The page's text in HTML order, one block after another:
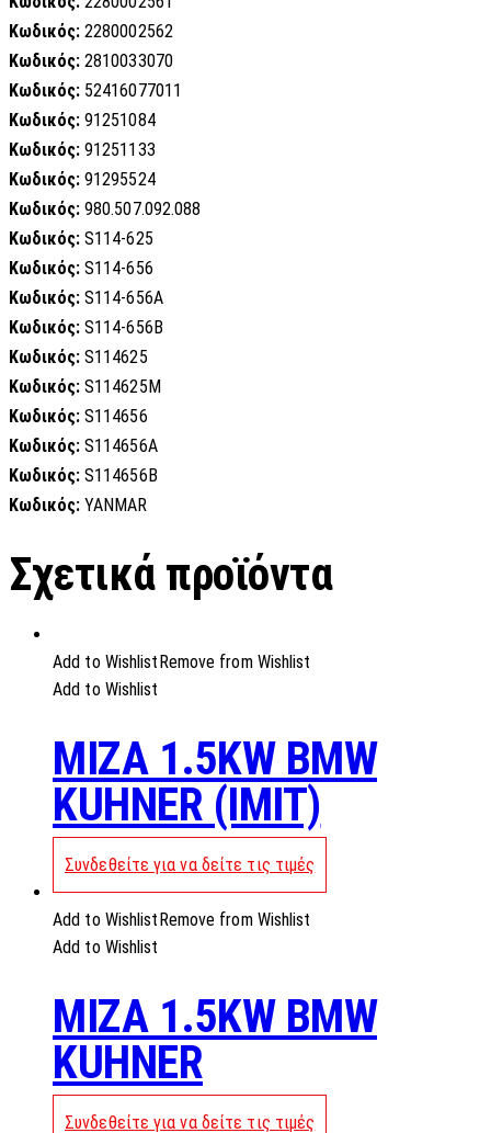
Κωδικός: 2280002562
Κωδικός: 2810033070
Κωδικός: 52416077011
Κωδικός: 91251084
Κωδικός: 91251133
Κωδικός: 91295524
Κωδικός: 980.507.092.088
Κωδικός: S114-625
Κωδικός: S114-656
Κωδικός: S114-656A
Κωδικός: S114-656B
Κωδικός: S114625
Κωδικός: S114625M
Κωδικός: S114656
Κωδικός: S114656A
Κωδικός: S114656B
Κωδικός: YANMAR
Σχετικά προϊόντα
Add to Wishlist Remove from Wishlist
Add to Wishlist
MIZA 1.5KW BMW
KUHNER (IMIT)
Συνδεθείτε για να δείτε τις τιμές
Add to Wishlist Remove from Wishlist
Add to Wishlist
MIZA 1.5KW BMW
KUHNER
Συνδεθείτε για να δείτε τις τιμές